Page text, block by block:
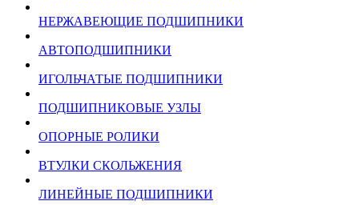
НЕРЖАВЕЮЩИЕ ПОДШИПНИКИ
АВТОПОДШИПНИКИ
ИГОЛЬЧАТЫЕ ПОДШИПНИКИ
ПОДШИПНИКОВЫЕ УЗЛЫ
ОПОРНЫЕ РОЛИКИ
ВТУЛКИ СКОЛЬЖЕНИЯ
ЛИНЕЙНЫЕ ПОДШИПНИКИ